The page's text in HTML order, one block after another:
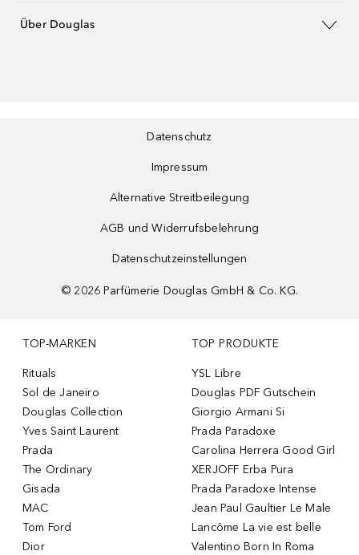
Über Douglas
Datenschutz
Impressum
Alternative Streitbeilegung
AGB und Widerrufsbelehrung
Datenschutzeinstellungen
© 2026 Parfümerie Douglas GmbH & Co. KG.
TOP-MARKEN
Rituals
Sol de Janeiro
Douglas Collection
Yves Saint Laurent
Prada
The Ordinary
Gisada
MAC
Tom Ford
Dior
TOP PRODUKTE
YSL Libre
Douglas PDF Gutschein
Giorgio Armani Si
Prada Paradoxe
Carolina Herrera Good Girl
XERJOFF Erba Pura
Prada Paradoxe Intense
Jean Paul Gaultier Le Male
Lancôme La vie est belle
Valentino Born In Roma